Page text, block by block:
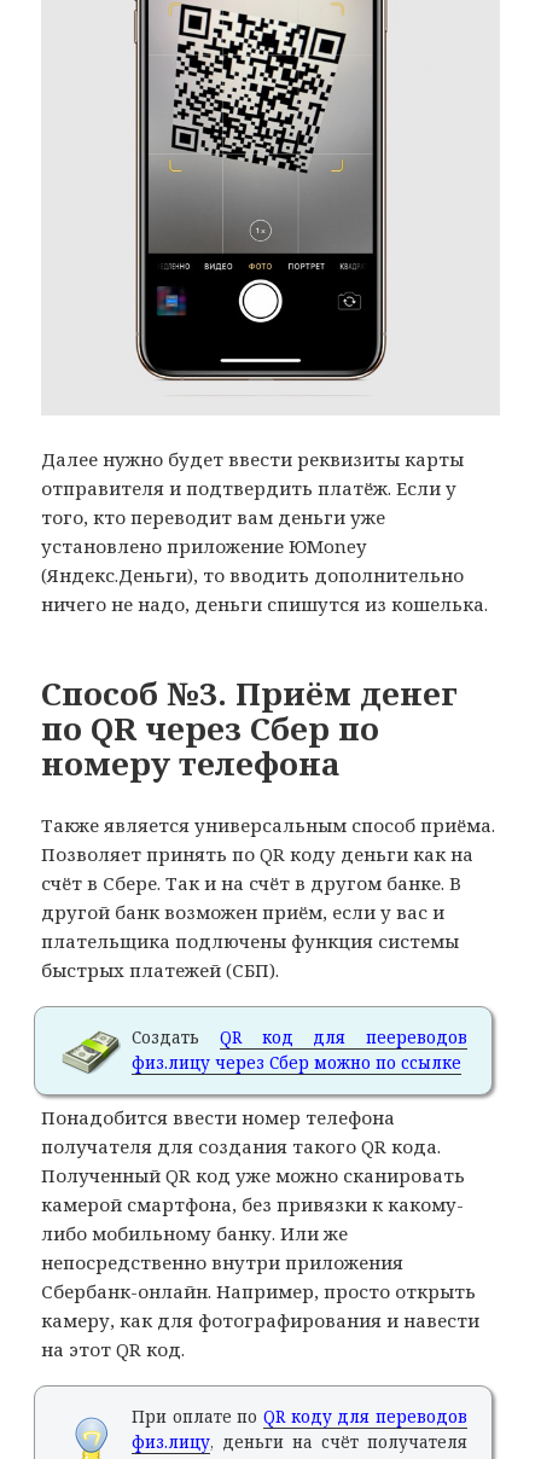
Далее нужно будет ввести реквизиты карты
отправителя и подтвердить платёж. Если у
того, кто переводит вам деньги уже
установлено приложение ЮMoney
(Яндекс.Деньги), то вводить дополнительно
ничего не надо, деньги спишутся из кошелька.
Способ №3. Приём денег
по QR через Сбер по
номеру телефона
Также является универсальным способ приёма.
Позволяет принять по QR коду деньги как на
счёт в Сбере. Так и на счёт в другом банке. В
другой банк возможен приём, если у вас и
плательщика подлючены функция системы
быстрых платежей (СБП).
Создать QR код для пеереводов
физ.лицу через Сбер можно по ссылке
Понадобится ввести номер телефона
получателя для создания такого QR кода.
Полученный QR код уже можно сканировать
камерой смартфона, без привязки к какому-
либо мобильному банку. Или же
непосредственно внутри приложения
Сбербанк-онлайн. Например, просто открыть
камеру, как для фотографирования и навести
на этот QR код.
При оплате по QR коду для переводов
физ.лицу, деньги на счёт получателя